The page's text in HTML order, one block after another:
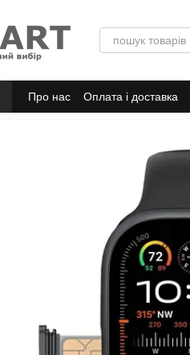
Про нас Оплата і доставка
Відгуки про магазин